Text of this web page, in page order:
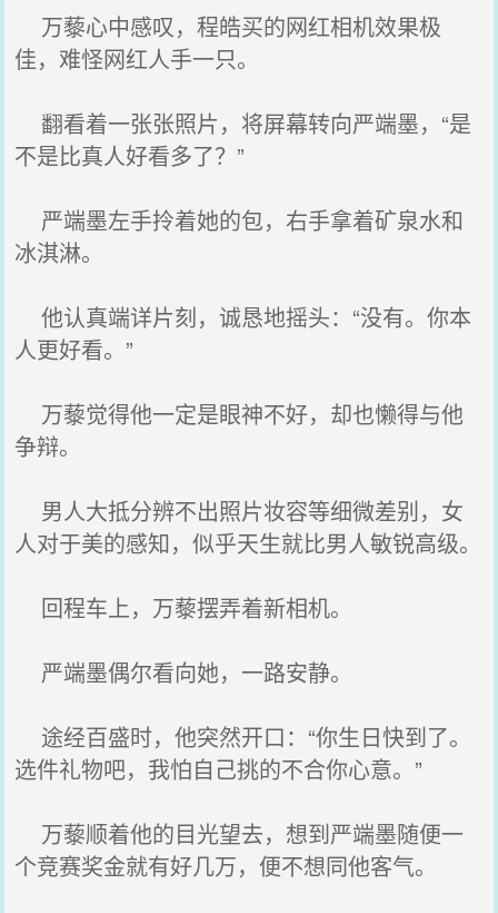
万藜心中感叹，程皓买的网红相机效果极
佳，难怪网红人手一只。
翻看着一张张照片，将屏幕转向严端墨，“是
不是比真人好看多了？”
严端墨左手拎着她的包，右手拿着矿泉水和
冰淇淋。
他认真端详片刻，诚恳地摇头：“没有。你本
人更好看。”
万藜觉得他一定是眼神不好，却也懒得与他
争辩。
男人大抵分辨不出照片妆容等细微差别，女
人对于美的感知，似乎天生就比男人敏锐高级。
回程车上，万藜摆弄着新相机。
严端墨偶尔看向她，一路安静。
途经百盛时，他突然开口：“你生日快到了。
选件礼物吧，我怕自己挑的不合你心意。”
万藜顺着他的目光望去，想到严端墨随便一
个竞赛奖金就有好几万，便不想同他客气。